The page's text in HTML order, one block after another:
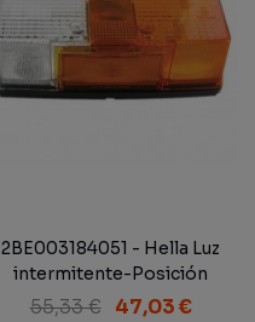
2BE003184051 - Hella Luz
intermitente-Posición
Izquierda
55,33 € 47,03 €